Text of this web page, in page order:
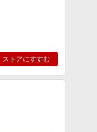
ストアにすすむ